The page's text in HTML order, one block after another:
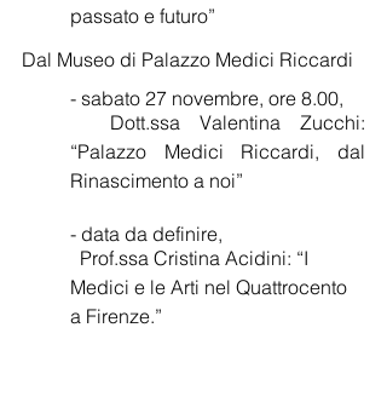
passato e futuro”
Dal Museo di Palazzo Medici Riccardi
- sabato 27 novembre, ore 8.00,
“Palazzo Medici Riccardi, dal
Rinascimento a noi”
- data da definire,
Medici e le Arti nel Quattrocento
a Firenze.”